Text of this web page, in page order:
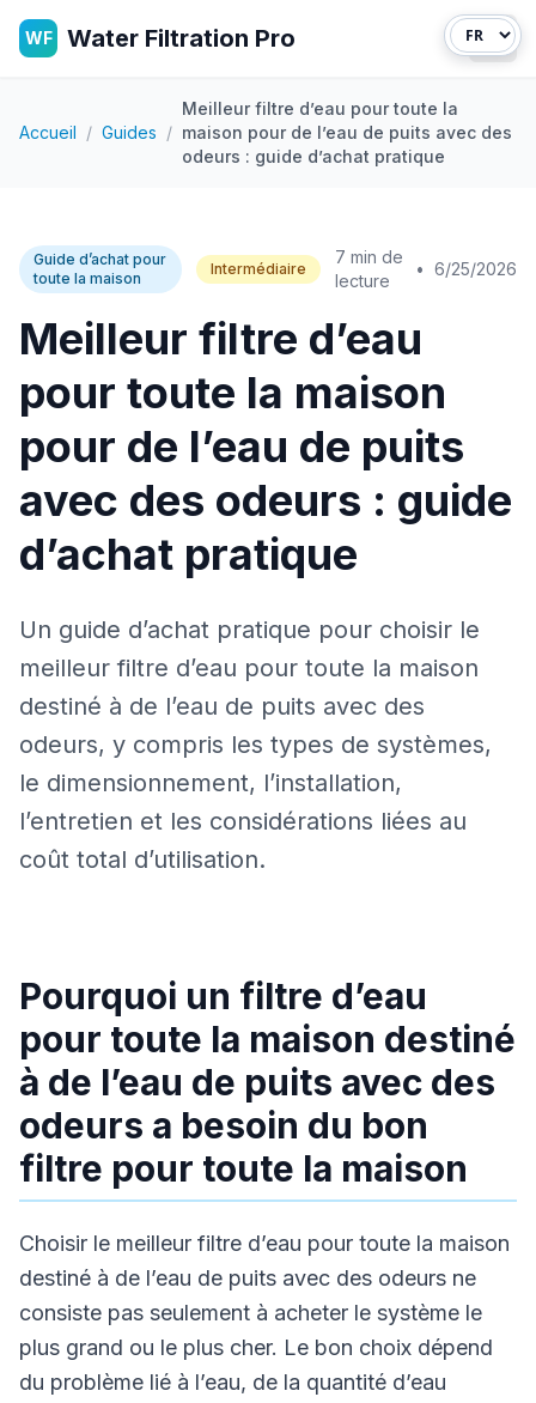
WF Water Filtration Pro
Accueil / Guides /
Meilleur filtre d’eau pour toute la
maison pour de l’eau de puits avec des
odeurs : guide d’achat pratique
Guide d’achat pour
toute la maison
Intermédiaire
7 min de
lecture
• 6/25/2026
Meilleur filtre d’eau
pour toute la maison
pour de l’eau de puits
avec des odeurs : guide
d’achat pratique
Un guide d’achat pratique pour choisir le
meilleur filtre d’eau pour toute la maison
destiné à de l’eau de puits avec des
odeurs, y compris les types de systèmes,
le dimensionnement, l’installation,
l’entretien et les considérations liées au
coût total d’utilisation.
Pourquoi un filtre d’eau
pour toute la maison destiné
à de l’eau de puits avec des
odeurs a besoin du bon
filtre pour toute la maison
Choisir le meilleur filtre d’eau pour toute la maison
destiné à de l’eau de puits avec des odeurs ne
consiste pas seulement à acheter le système le
plus grand ou le plus cher. Le bon choix dépend
du problème lié à l’eau, de la quantité d’eau